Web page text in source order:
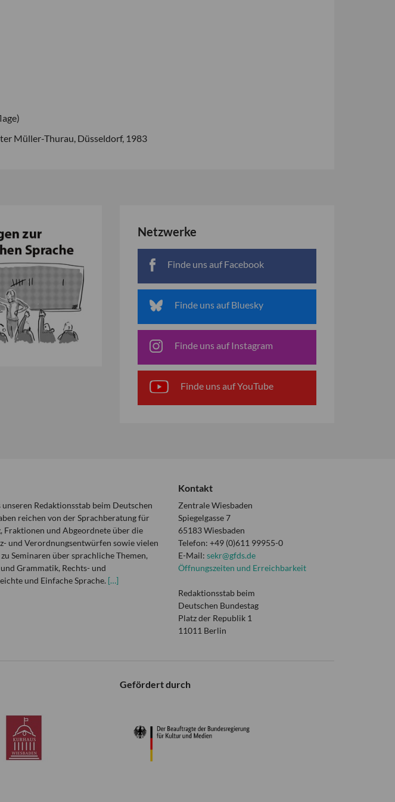
Müller-Thurau, Düsseldorf, 1983
Netzwerke
Finde uns auf Facebook
Finde uns auf Bluesky
Finde uns auf Instagram
Finde uns auf YouTube
Redaktionsstab beim Deutschen
reichen von der Sprachberatung für
Fraktionen und Abgeordnete über die
und Verordnungsentwürfen sowie vielen
Seminaren über sprachliche Themen,
Grammatik, Rechts- und
und Einfache Sprache. […]
Kontakt
Zentrale Wiesbaden
Spiegelgasse 7
65183 Wiesbaden
Telefon: +49 (0)611 99955-0
E-Mail: sekr@gfds.de
Öffnungszeiten und Erreichbarkeit
Redaktionsstab beim
Deutschen Bundestag
Platz der Republik 1
11011 Berlin
Gefördert durch